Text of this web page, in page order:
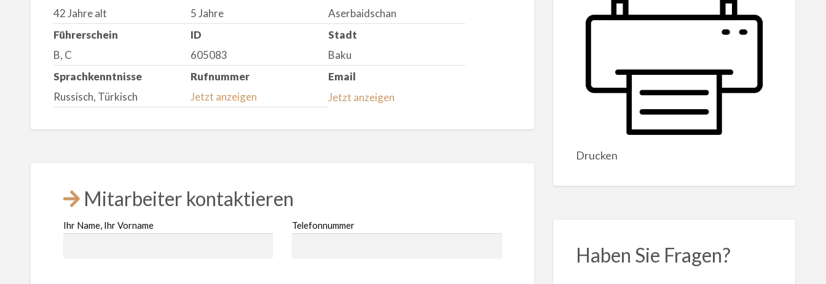
42 Jahre alt
5 Jahre
Aserbaidschan
Führerschein
B, C
ID
605083
Stadt
Baku
Sprachkenntnisse
Russisch, Türkisch
Rufnummer
Jetzt anzeigen
Email
Jetzt anzeigen
Mitarbeiter kontaktieren
Ihr Name, Ihr Vorname Telefonnummer
Drucken
Haben Sie Fragen?